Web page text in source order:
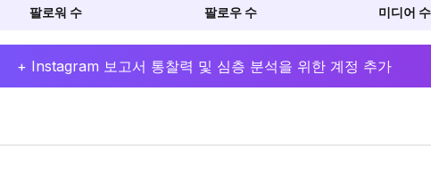
팔로워 수 팔로우 수 미디어 수
+ Instagram 보고서 통찰력 및 심층 분석을 위한 계정 추가